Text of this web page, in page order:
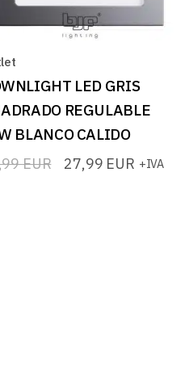
LED GRIS
REGULABLE
BLANCO CALIDO
EUR 27,99 EUR +IVA